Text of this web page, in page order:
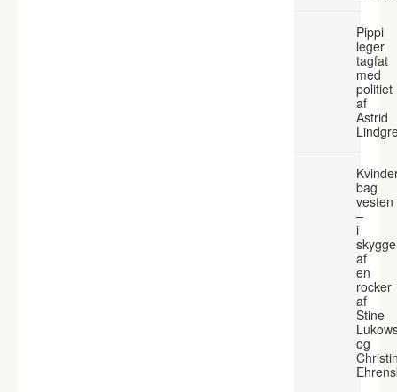
Pippi
leger
tagfat
med
politiet
af
Astrid
bag
vesten
–
i
af
en
rocker
af
Stine
og